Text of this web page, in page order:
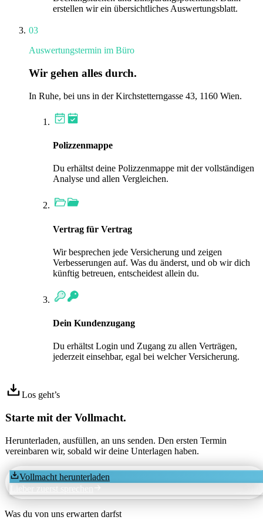
erstellen wir ein übersichtliches Auswertungsblatt.
03
Auswertungstermin im Büro
Wir gehen alles durch.
In Ruhe, bei uns in der Kirchstetterngasse 43, 1160 Wien.
Polizzenmappe
Du erhältst deine Polizzenmappe mit der vollständigen
Analyse und allen Vergleichen.
Vertrag für Vertrag
Wir besprechen jede Versicherung und zeigen
Verbesserungen auf. Was du änderst, und ob wir dich
künftig betreuen, entscheidest allein du.
Dein Kundenzugang
Du erhältst Login und Zugang zu allen Verträgen,
jederzeit einsehbar, egal bei welcher Versicherung.
Los geht’s
Starte mit der Vollmacht.
Herunterladen, ausfüllen, an uns senden. Den ersten Termin
vereinbaren wir, sobald wir deine Unterlagen haben.
Vollmacht herunterladen
Lieber zuerst sprechen
Was du von uns erwarten darfst